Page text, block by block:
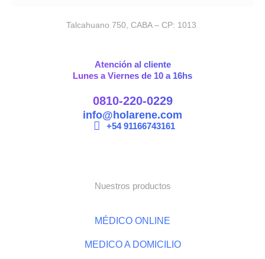
Talcahuano 750, CABA – CP: 1013
Atención al cliente
Lunes a Viernes de 10 a 16hs
0810-220-0229
info@holarene.com
+54 91166743161
Nuestros productos
MÉDICO ONLINE
MEDICO A DOMICILIO